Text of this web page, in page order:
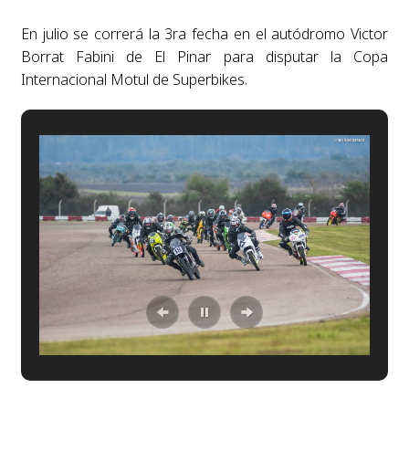
En julio se correrá la 3ra fecha en el autódromo Victor
Borrat Fabini de El Pinar para disputar la Copa
Internacional Motul de Superbikes.